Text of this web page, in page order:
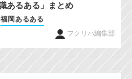
あるある」まとめ
福岡あるある
フクリパ編集部